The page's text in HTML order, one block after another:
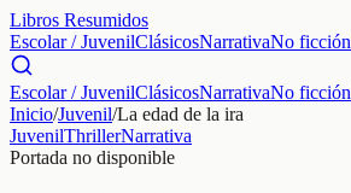
Libros Resumidos
Escolar / JuvenilClásicosNarrativaNo ficción
Escolar / JuvenilClásicosNarrativaNo ficción
Inicio/Juvenil/La edad de la ira
JuvenilThrillerNarrativa
Portada no disponible